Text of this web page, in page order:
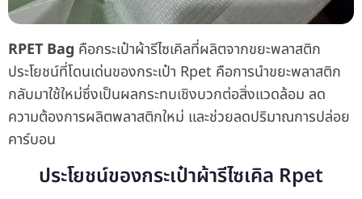
ประโยชน์ของกระเป๋าผ้ารีไซเคิล Rpet
RPET Bag คือกระเป๋าผ้ารีไซเคิลที่ผลิตจากขยะพลาสติก
ประโยชน์ที่โดนเด่นของกระเป๋า Rpet คือการนำขยะพลาสติก
กลับมาใช้ใหม่ซึ่งเป็นผลกระทบเชิงบวกต่อสิ่งแวดล้อม ลด
ความต้องการผลิตพลาสติกใหม่ และช่วยลดปริมาณการปล่อย
คาร์บอน